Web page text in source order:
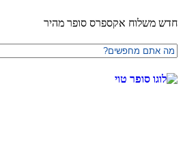
חדש משלוח אקספרס סופר מהיר